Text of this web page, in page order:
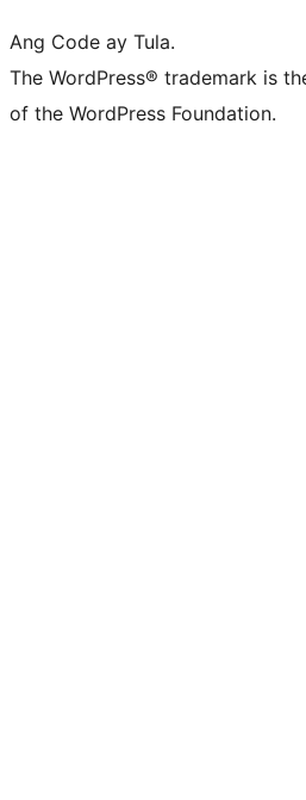
Ang Code ay Tula.
The WordPress® trademark is
of the WordPress Foundation.